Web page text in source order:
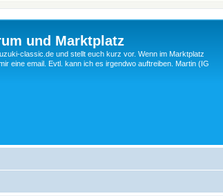
und Marktplatz
classic.de und stellt euch kurz vor. Wenn im Marktplatz
eine email. Evtl. kann ich es irgendwo auftreiben. Martin (IG